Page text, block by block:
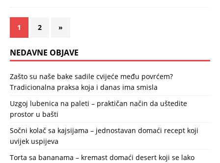
1 2 »
NEDAVNE OBJAVE
Zašto su naše bake sadile cvijeće među povrćem?
Tradicionalna praksa koja i danas ima smisla
Uzgoj lubenica na paleti – praktičan način da uštedite
prostor u bašti
Sočni kolač sa kajsijama – jednostavan domaći recept koji
uvijek uspijeva
Torta sa bananama – kremast domaći desert koji se lako